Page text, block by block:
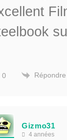
0 Répondre
Gizmo31
4 années